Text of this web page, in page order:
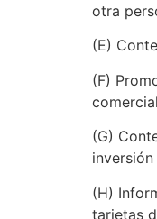
otra
(E)
(F)
(G)
(H)
tarjetas